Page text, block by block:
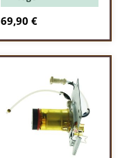
Regulärer Preis:
69,90 €